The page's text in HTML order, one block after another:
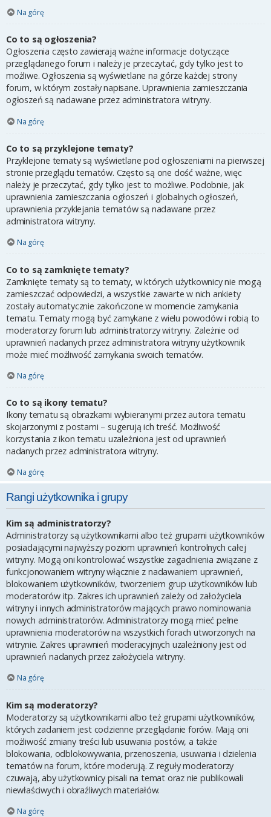
Na górę
Co to są ogłoszenia?
Ogłoszenia często zawierają ważne informacje dotyczące
przeglądanego forum i należy je przeczytać, gdy tylko jest to
możliwe. Ogłoszenia są wyświetlane na górze każdej strony
forum, w którym zostały napisane. Uprawnienia zamieszczania
ogłoszeń są nadawane przez administratora witryny.
Na górę
Co to są przyklejone tematy?
Przyklejone tematy są wyświetlane pod ogłoszeniami na pierwszej
stronie przeglądu tematów. Często są one dość ważne, więc
należy je przeczytać, gdy tylko jest to możliwe. Podobnie, jak
uprawnienia zamieszczania ogłoszeń i globalnych ogłoszeń,
uprawnienia przyklejania tematów są nadawane przez
administratora witryny.
Na górę
Co to są zamknięte tematy?
Zamknięte tematy są to tematy, w których użytkownicy nie mogą
zamieszczać odpowiedzi, a wszystkie zawarte w nich ankiety
zostały automatycznie zakończone w momencie zamykania
tematu. Tematy mogą być zamykane z wielu powodów i robią to
moderatorzy forum lub administratorzy witryny. Zależnie od
uprawnień nadanych przez administratora witryny użytkownik
może mieć możliwość zamykania swoich tematów.
Na górę
Co to są ikony tematu?
Ikony tematu są obrazkami wybieranymi przez autora tematu
skojarzonymi z postami – sugerują ich treść. Możliwość
korzystania z ikon tematu uzależniona jest od uprawnień
nadanych przez administratora witryny.
Na górę
Rangi użytkownika i grupy
Kim są administratorzy?
Administratorzy są użytkownikami albo też grupami użytkowników
posiadającymi najwyższy poziom uprawnień kontrolnych całej
witryny. Mogą oni kontrolować wszystkie zagadnienia związane z
funkcjonowaniem witryny włącznie z nadawaniem uprawnień,
blokowaniem użytkowników, tworzeniem grup użytkowników lub
moderatorów itp. Zakres ich uprawnień zależy od założyciela
witryny i innych administratorów mających prawo nominowania
nowych administratorów. Administratorzy mogą mieć pełne
uprawnienia moderatorów na wszystkich forach utworzonych na
witrynie. Zakres uprawnień moderacyjnych uzależniony jest od
uprawnień nadanych przez założyciela witryny.
Na górę
Kim są moderatorzy?
Moderatorzy są użytkownikami albo też grupami użytkowników,
których zadaniem jest codzienne przeglądanie forów. Mają oni
możliwość zmiany treści lub usuwania postów, a także
blokowania, odblokowywania, przenoszenia, usuwania i dzielenia
tematów na forum, które moderują. Z reguły moderatorzy
czuwają, aby użytkownicy pisali na temat oraz nie publikowali
niewłaściwych i obraźliwych materiałów.
Na górę